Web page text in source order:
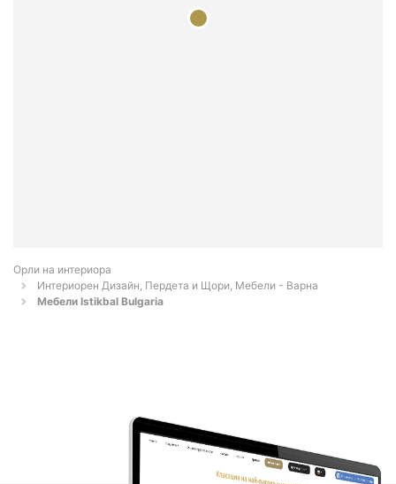
Орли на интериора
Интериорен Дизайн, Пердета и Щори, Мебели - Варна
Мебели Istikbal Bulgaria